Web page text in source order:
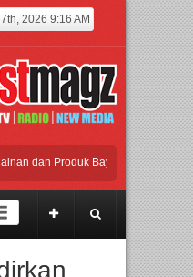
2026 9:16 AM
Produk Bayi dari Seluruh Dunia,
Gifts dan Housewares Asia
BIRKENSTOCK INDONESIA